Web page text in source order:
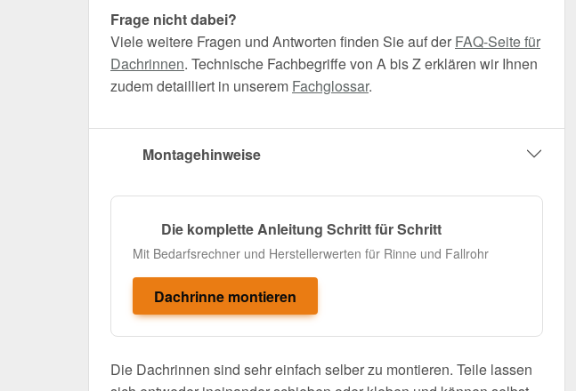
Frage nicht dabei?
Viele weitere Fragen und Antworten finden Sie auf der FAQ-Seite für
Dachrinnen. Technische Fachbegriffe von A bis Z erklären wir Ihnen
zudem detailliert in unserem Fachglossar.
Montagehinweise
Die komplette Anleitung Schritt für Schritt
Mit Bedarfsrechner und Herstellerwerten für Rinne und Fallrohr
Dachrinne montieren
Die Dachrinnen sind sehr einfach selber zu montieren. Teile lassen